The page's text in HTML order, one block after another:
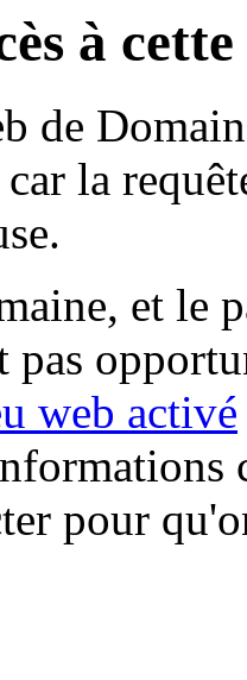
à
de
la
et le
pas
web activé
pour